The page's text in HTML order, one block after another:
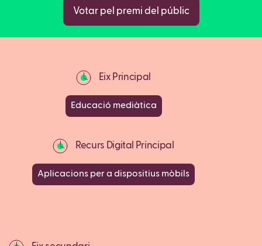
Votar pel premi del públic
Eix Principal
Educació mediàtica
Recurs Digital Principal
Aplicacions per a dispositius mòbils